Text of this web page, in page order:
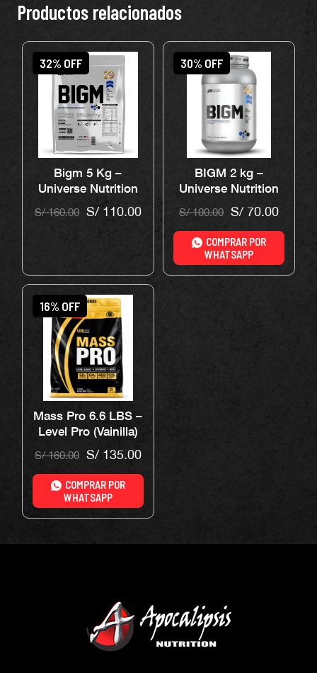
Productos relacionados
32% OFF
Bigm 5 Kg –
Universe Nutrition
S/160.00 S/110.00
30% OFF
BIGM 2 kg –
Universe Nutrition
(Chocolate)
S/100.00 S/70.00
COMPRAR POR
WHATSAPP
16% OFF
Mass Pro 6.6 LBS –
Level Pro (Vainilla)
S/160.00 S/135.00
COMPRAR POR
WHATSAPP